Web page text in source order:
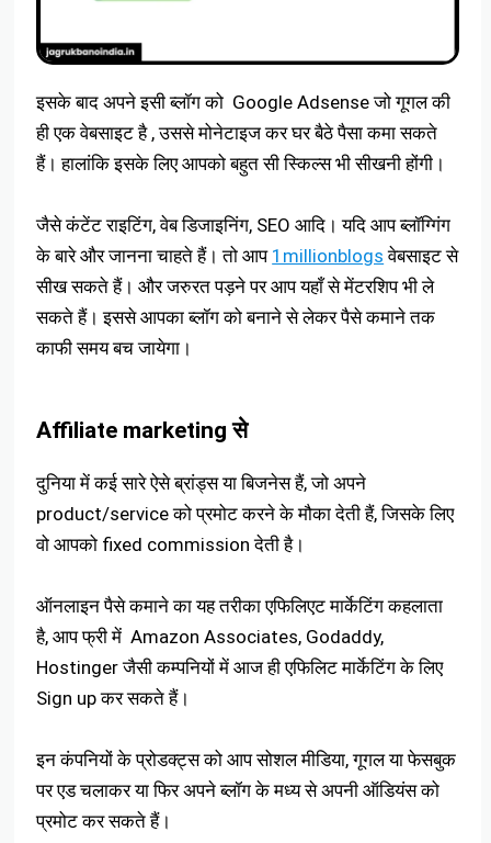
इसके बाद अपने इसी ब्लॉग को Google Adsense जो गूगल की
ही एक वेबसाइट है , उससे मोनेटाइज कर घर बैठे पैसा कमा सकते
हैं। हालांकि इसके लिए आपको बहुत सी स्किल्स भी सीखनी होंगी।
जैसे कंटेंट राइटिंग, वेब डिजाइनिंग, SEO आदि। यदि आप ब्लॉग्गिंग
के बारे और जानना चाहते हैं। तो आप 1millionblogs वेबसाइट से
सीख सकते हैं। और जरुरत पड़ने पर आप यहाँ से मेंटरशिप भी ले
सकते हैं। इससे आपका ब्लॉग को बनाने से लेकर पैसे कमाने तक
काफी समय बच जायेगा।
Affiliate marketing से
दुनिया में कई सारे ऐसे ब्रांड्स या बिजनेस हैं, जो अपने
product/service को प्रमोट करने के मौका देती हैं, जिसके लिए
वो आपको fixed commission देती है।
ऑनलाइन पैसे कमाने का यह तरीका एफिलिएट मार्केटिंग कहलाता
है, आप फ्री में Amazon Associates, Godaddy,
Hostinger जैसी कम्पनियों में आज ही एफिलिट मार्केटिंग के लिए
Sign up कर सकते हैं।
इन कंपनियों के प्रोडक्ट्स को आप सोशल मीडिया, गूगल या फेसबुक
पर एड चलाकर या फिर अपने ब्लॉग के मध्य से अपनी ऑडियंस को
प्रमोट कर सकते हैं।